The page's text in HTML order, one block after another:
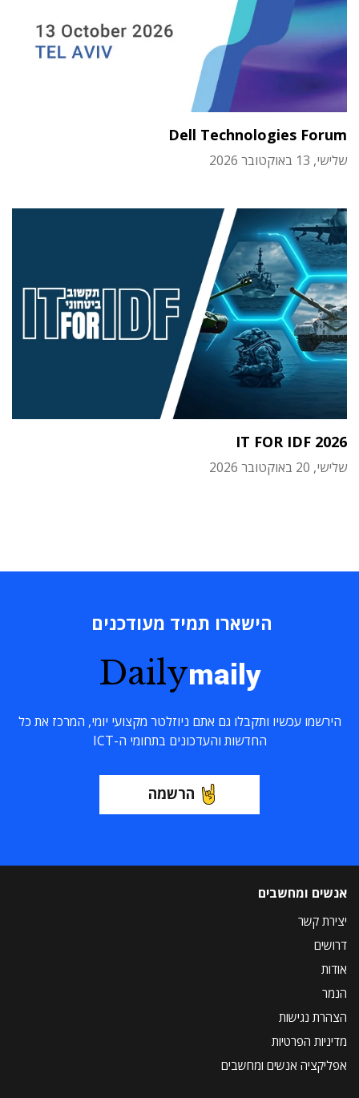
Dell Technologies Forum
שלישי, 13 באוקטובר 2026
IT FOR IDF 2026
שלישי, 20 באוקטובר 2026
הישארו תמיד מעודכנים
Dailymaily
הירשמו עכשיו ותקבלו גם אתם ניוזלטר מקצועי יומי, המרכז את כל
החדשות והעדכונים בתחומי ה-ICT
הרשמה
אנשים ומחשבים
יצירת קשר
דרושים
אודות
הנמר
הצהרת נגישות
מדיניות הפרטיות
אפליקציה אנשים ומחשבים